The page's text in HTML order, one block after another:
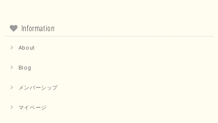
Information
About
Blog
メンバーシップ
マイページ